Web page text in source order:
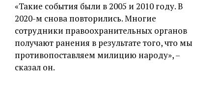
«Такие события были в 2005 и 2010 году. В
2020-м снова повторились. Многие
сотрудники правоохранительных органов
получают ранения в результате того, что мы
противопоставляем милицию народу», –
сказал он.